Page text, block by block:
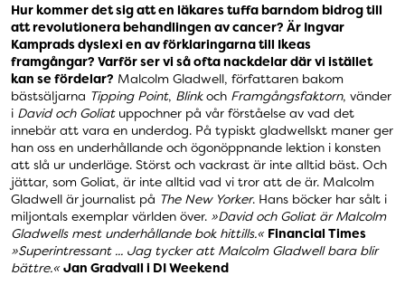
Hur kommer det sig att en läkares tuffa barndom bidrog till
att revolutionera behandlingen av cancer? Är Ingvar
Kamprads dyslexi en av förklaringarna till Ikeas
framgångar? Varför ser vi så ofta nackdelar där vi istället
kan se fördelar? Malcolm Gladwell, författaren bakom
bästsäljarna Tipping Point, Blinkoch Framgångsfaktorn, vänder
i David och Goliatuppochner på vår förståelse av vad det
innebär att vara en underdog. På typiskt gladwellskt maner ger
han oss en underhållande och ögonöppnande lektion i konsten
att slå ur underläge. Störst och vackrast är inte alltid bäst. Och
jättar, som Goliat, är inte alltid vad vi tror att de är. Malcolm
Gladwell är journalist på The New Yorker. Hans böcker har sålt i
miljontals exemplar världen över. »David och Goliat är Malcolm
Gladwells mest underhållande bok hittills.« Financial Times
»Superintressant ... Jag tycker att Malcolm Gladwell bara blir
bättre.« Jan Gradvall i DI Weekend